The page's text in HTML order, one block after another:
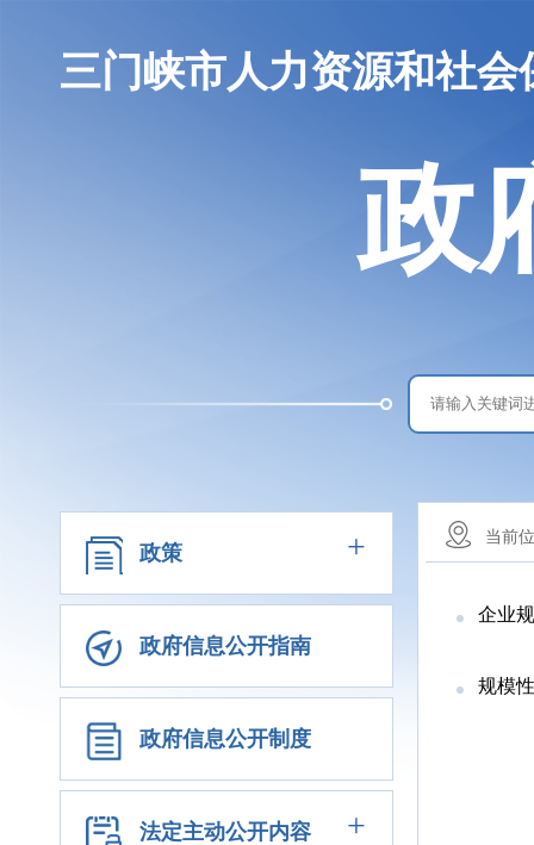
三门峡市人力资源和社会
政
政策 +
政府信息公开指南
政府信息公开制度
法定主动公开内容 +
当前
企业
规模